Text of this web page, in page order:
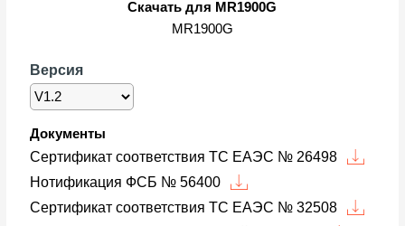
Скачать для MR1900G
MR1900G
Версия
Документы
Сертификат соответствия ТС ЕАЭС № 26498
Нотификация ФСБ № 56400
Сертификат соответствия ТС ЕАЭС № 32508